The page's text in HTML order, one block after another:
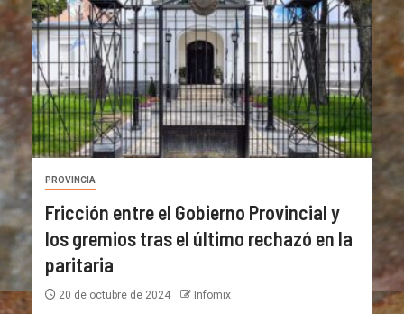
PROVINCIA
Fricción entre el Gobierno Provincial y
los gremios tras el último rechazó en la
paritaria
20 de octubre de 2024 Infomix